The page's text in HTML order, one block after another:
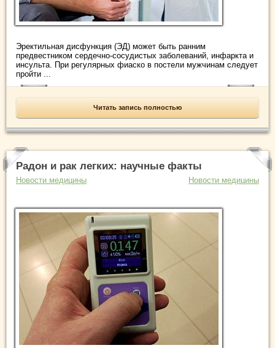
Эректильная дисфункция (ЭД) может быть ранним
предвестником сердечно-сосудистых заболеваний, инфаркта и
инсульта. При регулярных фиаско в постели мужчинам следует
пройти ...
Читать запись полностью
Радон и рак легких: научные факты
Новости медицины Новости медицины